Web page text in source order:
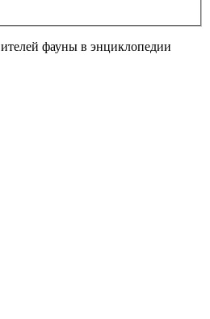
фауны в энциклопедии